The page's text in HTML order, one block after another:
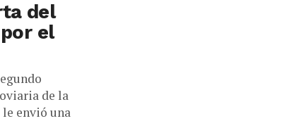
del
el
de la
envió una